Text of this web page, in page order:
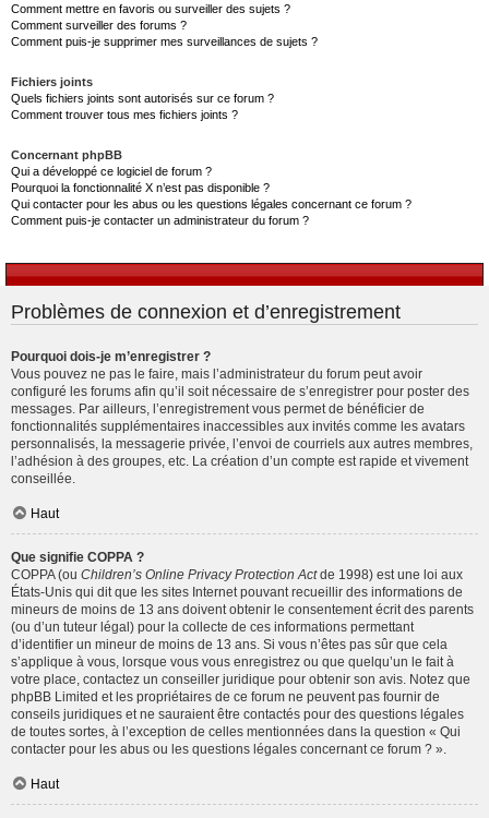
Comment mettre en favoris ou surveiller des sujets ?
Comment surveiller des forums ?
Comment puis-je supprimer mes surveillances de sujets ?
Fichiers joints
Quels fichiers joints sont autorisés sur ce forum ?
Comment trouver tous mes fichiers joints ?
Concernant phpBB
Qui a développé ce logiciel de forum ?
Pourquoi la fonctionnalité X n’est pas disponible ?
Qui contacter pour les abus ou les questions légales concernant ce forum ?
Comment puis-je contacter un administrateur du forum ?
Problèmes de connexion et d’enregistrement
Pourquoi dois-je m’enregistrer ?
Vous pouvez ne pas le faire, mais l’administrateur du forum peut avoir
configuré les forums afin qu’il soit nécessaire de s’enregistrer pour poster des
messages. Par ailleurs, l’enregistrement vous permet de bénéficier de
fonctionnalités supplémentaires inaccessibles aux invités comme les avatars
personnalisés, la messagerie privée, l’envoi de courriels aux autres membres,
l’adhésion à des groupes, etc. La création d’un compte est rapide et vivement
conseillée.
Haut
Que signifie COPPA ?
COPPA (ou Children’s Online Privacy Protection Actde 1998) est une loi aux
États-Unis qui dit que les sites Internet pouvant recueillir des informations de
mineurs de moins de 13 ans doivent obtenir le consentement écrit des parents
(ou d’un tuteur légal) pour la collecte de ces informations permettant
d’identifier un mineur de moins de 13 ans. Si vous n’êtes pas sûr que cela
s’applique à vous, lorsque vous vous enregistrez ou que quelqu’un le fait à
votre place, contactez un conseiller juridique pour obtenir son avis. Notez que
phpBB Limited et les propriétaires de ce forum ne peuvent pas fournir de
conseils juridiques et ne sauraient être contactés pour des questions légales
de toutes sortes, à l’exception de celles mentionnées dans la question « Qui
contacter pour les abus ou les questions légales concernant ce forum ? ».
Haut